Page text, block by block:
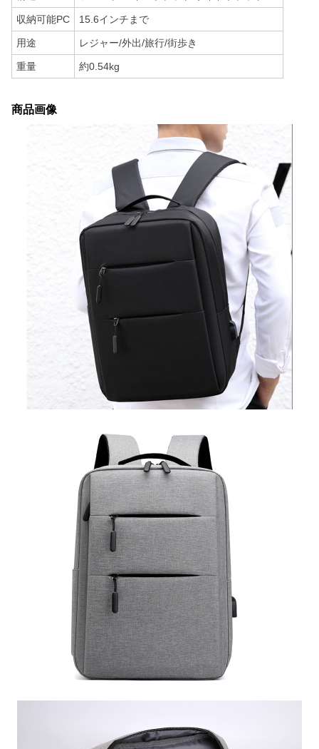
収納可能PC 15.6インチまで
用途 レジャー/外出/旅行/街歩き
重量 約0.54kg
商品画像